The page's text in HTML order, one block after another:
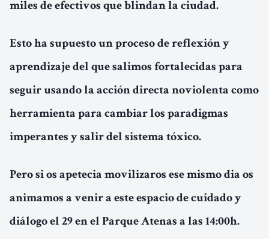
miles de efectivos que blindan la ciudad.
Esto ha supuesto un proceso de reflexión y
aprendizaje del que salimos fortalecidas para
seguir usando la acción directa noviolenta como
herramienta para cambiar los paradigmas
imperantes y salir del sistema tóxico.
Pero si os apetecia movilizaros ese mismo dia os
animamos a venir a este espacio de cuidado y
diálogo el 29 en el Parque Atenas a las 14:00h.